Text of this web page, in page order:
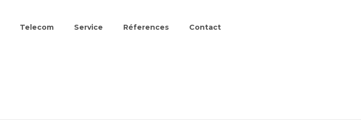
Telecom Service Réferences Contact